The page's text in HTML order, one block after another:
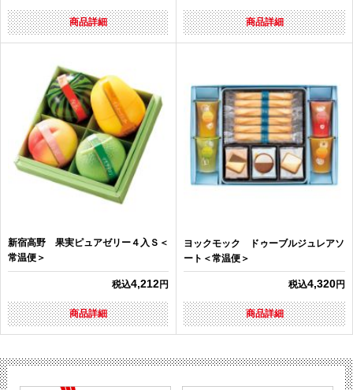
商品詳細 商品詳細
新宿高野 果実ピュアゼリー４入Ｓ＜
常温便＞
税込4,212円
商品詳細
ヨックモック ドゥーブルジュレアソ
ート＜常温便＞
税込4,320円
商品詳細